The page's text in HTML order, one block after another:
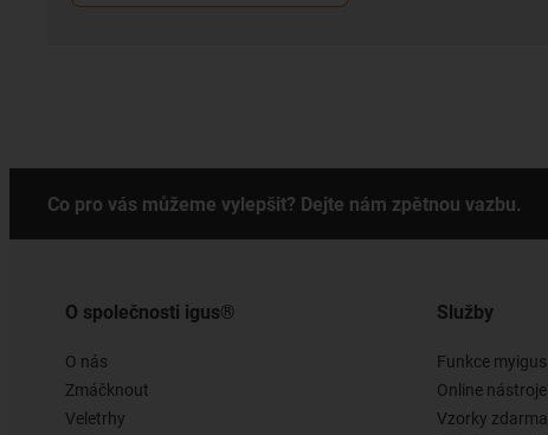
Co pro vás můžeme vylepšit? Dejte nám zpětnou vazbu.
O společnosti igus®
O nás
Zmáčknout
Veletrhy
Služby
Funkce myigus
Online nástroje
Vzorky zdarma